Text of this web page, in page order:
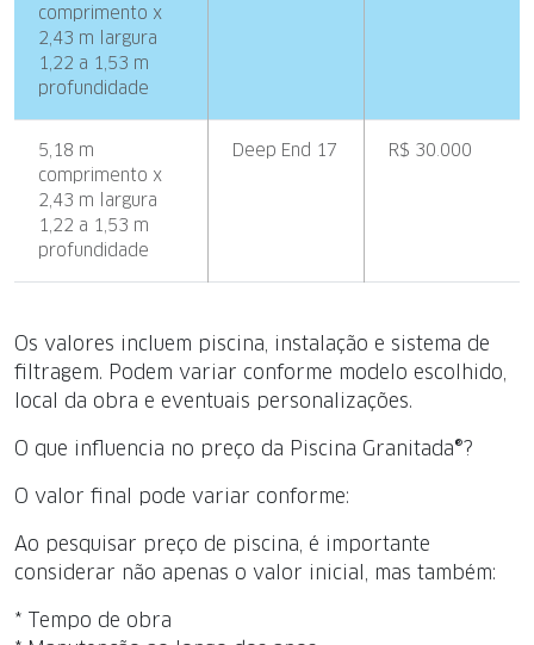
comprimento x
2,43 m largura
1,22 a 1,53 m
profundidade
5,18 m
comprimento x
2,43 m largura
1,22 a 1,53 m
profundidade
Deep End 17 R$ 30.000
Os valores incluem piscina, instalação e sistema de
filtragem. Podem variar conforme modelo escolhido,
local da obra e eventuais personalizações.
O que influencia no preço da Piscina Granitada®?
O valor final pode variar conforme:
Ao pesquisar preço de piscina, é importante
considerar não apenas o valor inicial, mas também:
* Tempo de obra